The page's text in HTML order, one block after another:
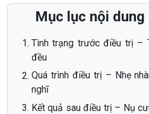
Mục lục nội dung
Tình trạng trước điều trị –
đều
Quá trình điều trị – Nhẹ
nghĩ
Kết quả sau điều trị – Nụ